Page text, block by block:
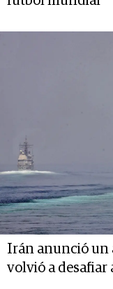
Irán anunció un
volvió a desafiar